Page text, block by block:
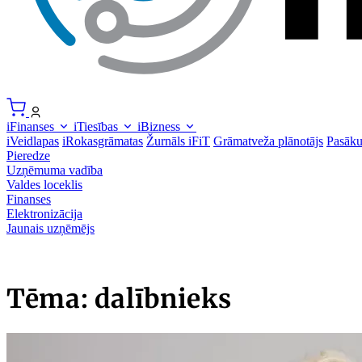
iFinanses iTiesības
iBizness
iVeidlapas iRokasgrāmatas Žurnāls iFiT Grāmatveža plānotājs
Pieredze
Uzņēmuma vadība
Valdes loceklis
Finanses
Elektronizācija
Jaunais uzņēmējs
Tēma: dalībnieks